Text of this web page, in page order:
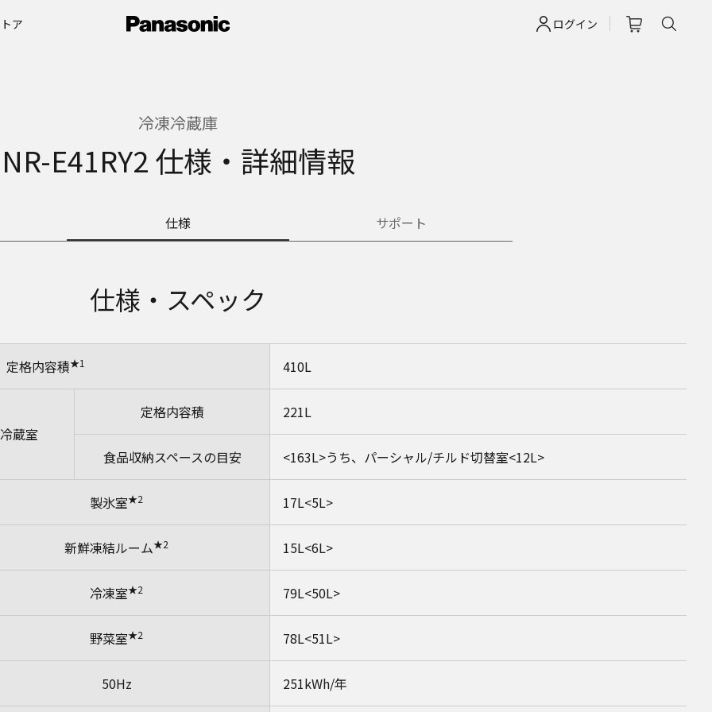
ログイン
ア
冷凍冷蔵庫
NR-E41RY2 仕様・詳細情報
仕様 サポート
仕様・スペック
定格内容積★1 410L
冷蔵室
定格内容積 221L
食品収納スペースの目安 <163L>うち、パーシャル/チルド切替室<12L>
製氷室★2 17L<5L>
新鮮凍結ルーム★2 15L<6L>
冷凍室★2 79L<50L>
野菜室★2 78L<51L>
50Hz 251kWh/年